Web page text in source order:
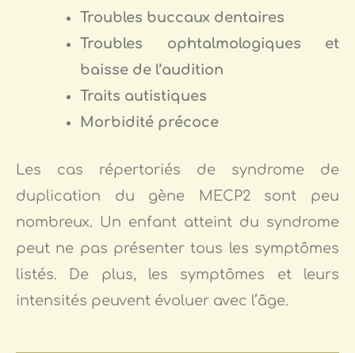
Troubles buccaux dentaires
Troubles ophtalmologiques et
baisse de l’audition
Traits autistiques
Morbidité précoce
Les cas répertoriés de syndrome de
duplication du gène MECP2 sont peu
nombreux. Un enfant atteint du syndrome
peut ne pas présenter tous les symptômes
listés. De plus, les symptômes et leurs
intensités peuvent évoluer avec l’âge.